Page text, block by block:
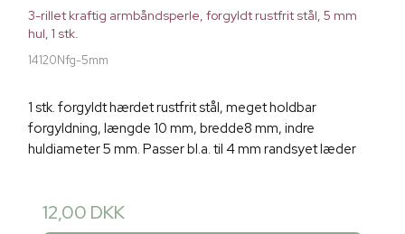
3-rillet kraftig armbåndsperle, forgyldt rustfrit stål, 5 mm
hul, 1 stk.
14120Nfg-5mm
1 stk. forgyldt hærdet rustfrit stål, meget holdbar
forgyldning, længde 10 mm, bredde8 mm, indre
huldiameter 5 mm. Passer bl.a. til 4 mm randsyet læder
12,00 DKK